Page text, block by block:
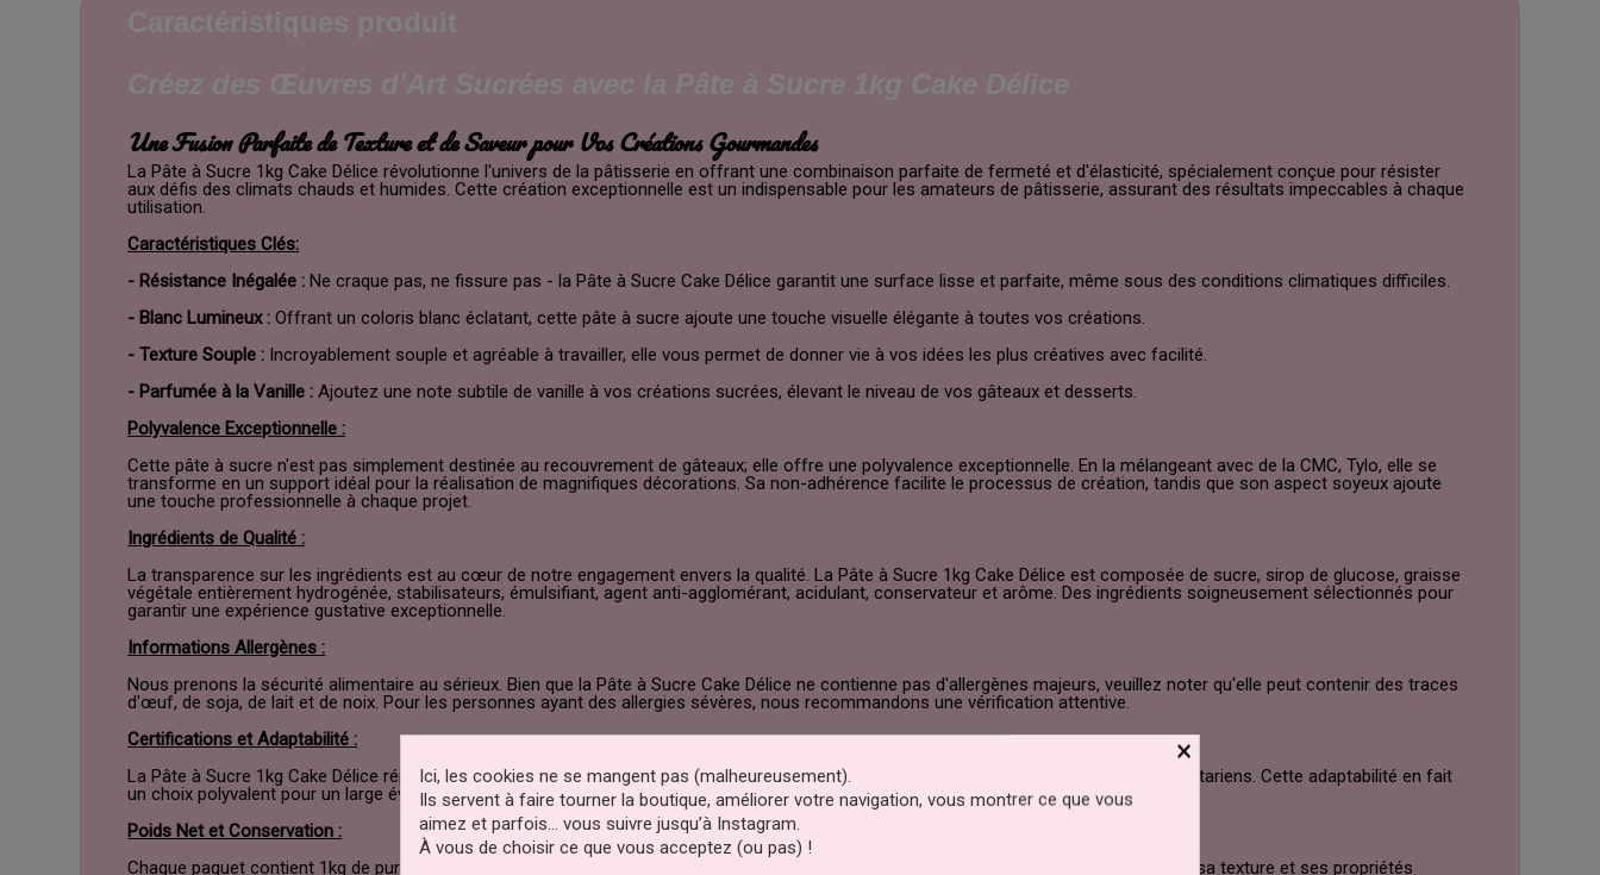
Une Fusion Parfaite de Texture et de Saveur pour Vos Créations Gourmandes
La Pâte à Sucre 1kg Cake Délice révolutionne l'univers de la pâtisserie en offrant une combinaison parfaite de fermeté et d'élasticité, spécialement conçue pour résister
aux défis des climats chauds et humides. Cette création exceptionnelle est un indispensable pour les amateurs de pâtisserie, assurant des résultats impeccables à chaque
utilisation.
Caractéristiques Clés:
- Résistance Inégalée : Ne craque pas, ne fissure pas - la Pâte à Sucre Cake Délice garantit une surface lisse et parfaite, même sous des conditions climatiques difficiles.
- Blanc Lumineux : Offrant un coloris blanc éclatant, cette pâte à sucre ajoute une touche visuelle élégante à toutes vos créations.
- Texture Souple : Incroyablement souple et agréable à travailler, elle vous permet de donner vie à vos idées les plus créatives avec facilité.
- Parfumée à la Vanille : Ajoutez une note subtile de vanille à vos créations sucrées, élevant le niveau de vos gâteaux et desserts.
Polyvalence Exceptionnelle :
Cette pâte à sucre n'est pas simplement destinée au recouvrement de gâteaux; elle offre une polyvalence exceptionnelle. En la mélangeant avec de la CMC, Tylo, elle se
transforme en un support idéal pour la réalisation de magnifiques décorations. Sa non-adhérence facilite le processus de création, tandis que son aspect soyeux ajoute
une touche professionnelle à chaque projet.
Ingrédients de Qualité :
La transparence sur les ingrédients est au cœur de notre engagement envers la qualité. La Pâte à Sucre 1kg Cake Délice est composée de sucre, sirop de glucose, graisse
végétale entièrement hydrogénée, stabilisateurs, émulsifiant, agent anti-agglomérant, acidulant, conservateur et arôme. Des ingrédients soigneusement sélectionnés pour
garantir une expérience gustative exceptionnelle.
Informations Allergènes :
Nous prenons la sécurité alimentaire au sérieux. Bien que la Pâte à Sucre Cake Délice ne contienne pas d'allergènes majeurs, veuillez noter qu'elle peut contenir des traces
d'œuf, de soja, de lait et de noix. Pour les personnes ayant des allergies sévères, nous recommandons une vérification attentive.
Certifications et Adaptabilité :
La Pâte à Sucre 1kg Cake Délice répond aux normes les plus élevées. Elle est certifiée casher, certifiée halal et convient aux régimes végétariens. Cette adaptabilité en fait
un choix polyvalent pour un large éventail de préférences alimentaires et de régimes spécifiques.
Poids Net et Conservation :
Chaque paquet contient 1kg de pur délice sucré. Pour garantir sa fraîcheur et sa qualité, conservez-la au frais et au sec, préservant ainsi sa texture et ses propriétés
×
Ici, les cookies ne se mangent pas (malheureusement).
Ils servent à faire tourner la boutique, améliorer votre navigation, vous montrer ce que vous
aimez et parfois… vous suivre jusqu’à Instagram.
À vous de choisir ce que vous acceptez (ou pas) !